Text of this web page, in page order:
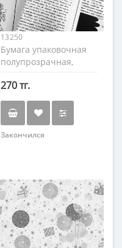
13250
Бумага упаковочная
полупрозрачная,
60 см.
270 тг.
Закончился